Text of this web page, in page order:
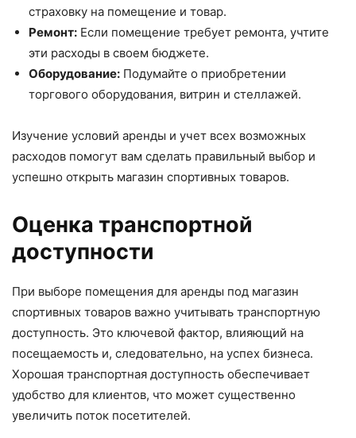
страховку на помещение и товар.
Ремонт: Если помещение требует ремонта, учтите
эти расходы в своем бюджете.
Оборудование: Подумайте о приобретении
торгового оборудования, витрин и стеллажей.
Изучение условий аренды и учет всех возможных
расходов помогут вам сделать правильный выбор и
успешно открыть магазин спортивных товаров.
Оценка транспортной
доступности
При выборе помещения для аренды под магазин
спортивных товаров важно учитывать транспортную
доступность. Это ключевой фактор, влияющий на
посещаемость и, следовательно, на успех бизнеса.
Хорошая транспортная доступность обеспечивает
удобство для клиентов, что может существенно
увеличить поток посетителей.